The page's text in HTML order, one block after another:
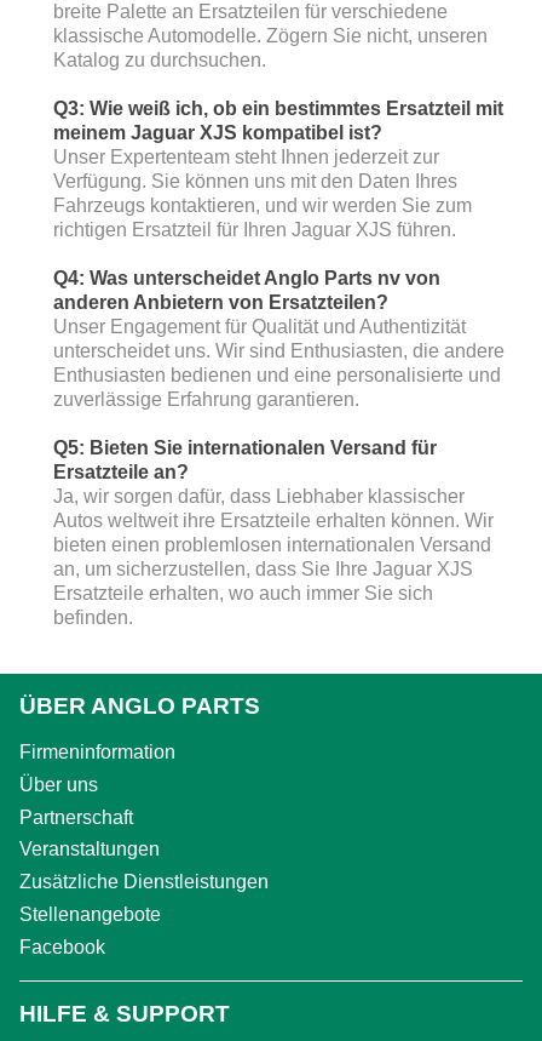
breite Palette an Ersatzteilen für verschiedene
klassische Automodelle. Zögern Sie nicht, unseren
Katalog zu durchsuchen.
Q3: Wie weiß ich, ob ein bestimmtes Ersatzteil mit
meinem Jaguar XJS kompatibel ist?
Unser Expertenteam steht Ihnen jederzeit zur
Verfügung. Sie können uns mit den Daten Ihres
Fahrzeugs kontaktieren, und wir werden Sie zum
richtigen Ersatzteil für Ihren Jaguar XJS führen.
Q4: Was unterscheidet Anglo Parts nv von
anderen Anbietern von Ersatzteilen?
Unser Engagement für Qualität und Authentizität
unterscheidet uns. Wir sind Enthusiasten, die andere
Enthusiasten bedienen und eine personalisierte und
zuverlässige Erfahrung garantieren.
Q5: Bieten Sie internationalen Versand für
Ersatzteile an?
Ja, wir sorgen dafür, dass Liebhaber klassischer
Autos weltweit ihre Ersatzteile erhalten können. Wir
bieten einen problemlosen internationalen Versand
an, um sicherzustellen, dass Sie Ihre Jaguar XJS
Ersatzteile erhalten, wo auch immer Sie sich
befinden.
ÜBER ANGLO PARTS
Firmeninformation
Über uns
Partnerschaft
Veranstaltungen
Zusätzliche Dienstleistungen
Stellenangebote
Facebook
HILFE & SUPPORT